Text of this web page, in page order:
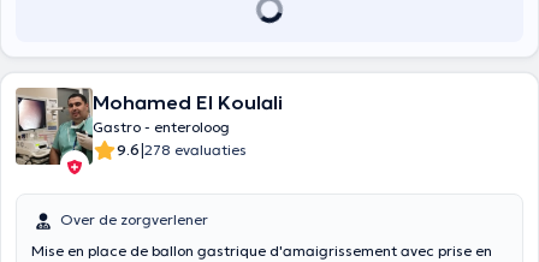
Mohamed El Koulali
Gastro - enteroloog
9.6|278 evaluaties
Over de zorgverlener
Mise en place de ballon gastrique d'amaigrissement avec prise en